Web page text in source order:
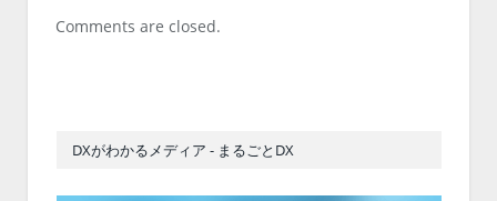
Comments are closed.
DXがわかるメディア - まるごとDX